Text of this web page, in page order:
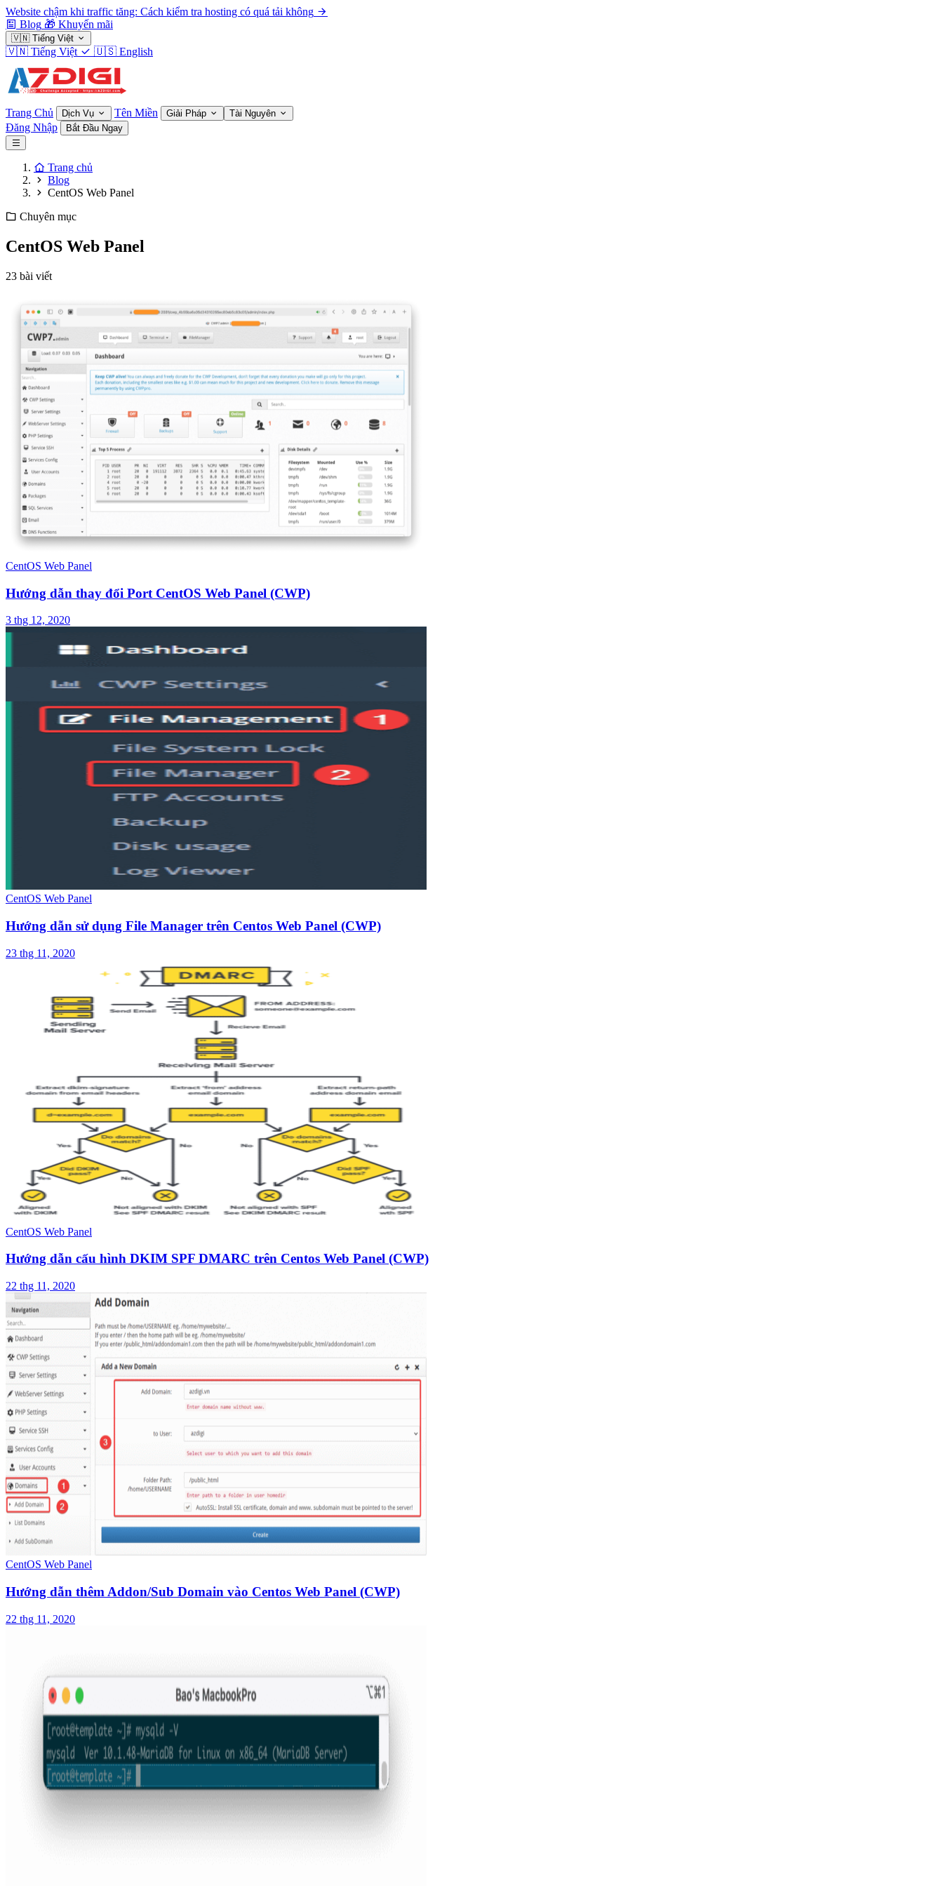
Website chậm khi traffic tăng: Cách kiểm tra hosting có quá tải không
Blog 🎁 Khuyến mãi
🇻🇳 Tiếng Việt
🇻🇳 Tiếng Việt 🇺🇸 English
Trang Chủ Dịch Vụ Tên Miền Giải Pháp Tài Nguyên
Đăng Nhập Bắt Đầu Ngay
Trang chủ
Blog
CentOS Web Panel
Chuyên mục
CentOS Web Panel
23 bài viết
CentOS Web Panel
Hướng dẫn thay đổi Port CentOS Web Panel (CWP)
3 thg 12, 2020
CentOS Web Panel
Hướng dẫn sử dụng File Manager trên Centos Web Panel (CWP)
23 thg 11, 2020
CentOS Web Panel
Hướng dẫn cấu hình DKIM SPF DMARC trên Centos Web Panel (CWP)
22 thg 11, 2020
CentOS Web Panel
Hướng dẫn thêm Addon/Sub Domain vào Centos Web Panel (CWP)
22 thg 11, 2020